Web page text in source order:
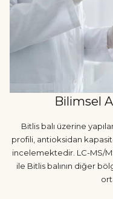
Bilimsel
Bitlis balı üzerine
profili, antioksidan
incelemektedir. LC-MS/
ile Bitlis balının diğer